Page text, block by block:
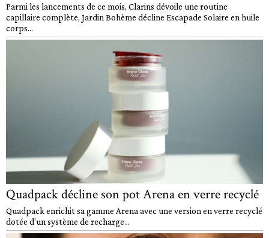
Parmi les lancements de ce mois, Clarins dévoile une routine
capillaire complète, Jardin Bohème décline Escapade Solaire en huile
corps...
Quadpack décline son pot Arena en verre recyclé
Quadpack enrichit sa gamme Arena avec une version en verre recyclé
dotée d’un système de recharge...